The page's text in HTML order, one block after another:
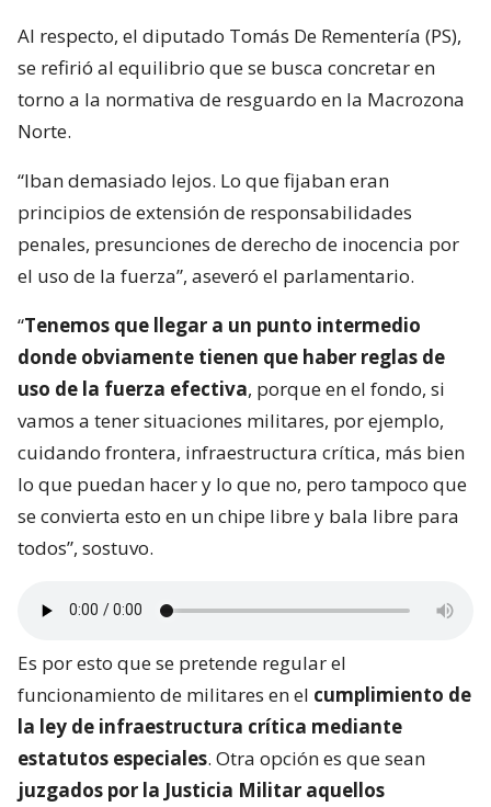
Al respecto, el diputado Tomás De Rementería (PS),
se refirió al equilibrio que se busca concretar en
torno a la normativa de resguardo en la Macrozona
Norte.
“Iban demasiado lejos. Lo que fijaban eran
principios de extensión de responsabilidades
penales, presunciones de derecho de inocencia por
el uso de la fuerza”, aseveró el parlamentario.
“Tenemos que llegar a un punto intermedio
donde obviamente tienen que haber reglas de
uso de la fuerza efectiva, porque en el fondo, si
vamos a tener situaciones militares, por ejemplo,
cuidando frontera, infraestructura crítica, más bien
lo que puedan hacer y lo que no, pero tampoco que
se convierta esto en un chipe libre y bala libre para
todos”, sostuvo.
Es por esto que se pretende regular el
funcionamiento de militares en el cumplimiento de
la ley de infraestructura crítica mediante
estatutos especiales. Otra opción es que sean
juzgados por la Justicia Militar aquellos